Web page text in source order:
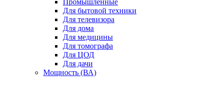
Промышленные
Для бытовой техники
Для телевизора
Для дома
Для медицины
Для томографа
Для ЦОД
Для дачи
Мощность (ВА)